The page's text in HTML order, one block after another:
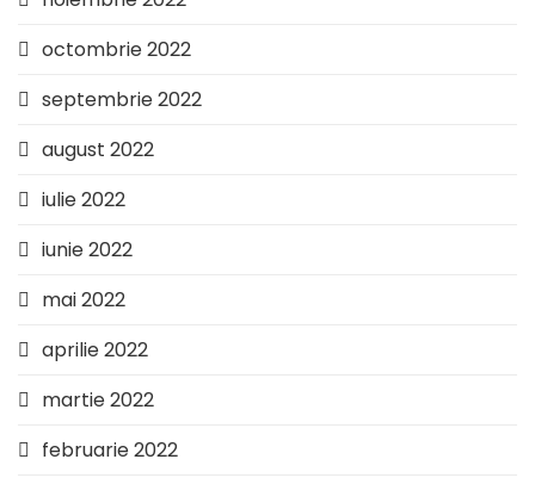
octombrie 2022
septembrie 2022
august 2022
iulie 2022
iunie 2022
mai 2022
aprilie 2022
martie 2022
februarie 2022